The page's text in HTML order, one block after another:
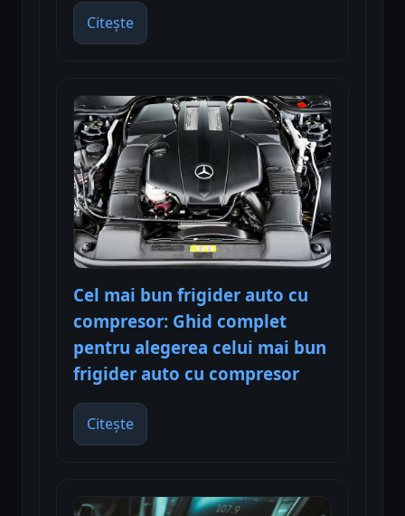
Citește
Cel mai bun frigider auto cu
compresor: Ghid complet
pentru alegerea celui mai bun
frigider auto cu compresor
Citește